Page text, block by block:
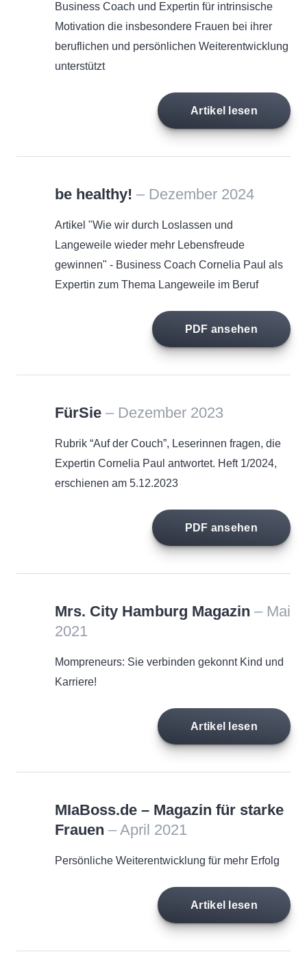
Business Coach und Expertin für intrinsische
Motivation die insbesondere Frauen bei ihrer
beruflichen und persönlichen Weiterentwicklung
unterstützt
Artikel lesen
be healthy! – Dezember 2024
Artikel "Wie wir durch Loslassen und
Langeweile wieder mehr Lebensfreude
gewinnen" - Business Coach Cornelia Paul als
Expertin zum Thema Langeweile im Beruf
PDF ansehen
FürSie – Dezember 2023
Rubrik “Auf der Couch”, Leserinnen fragen, die
Expertin Cornelia Paul antwortet. Heft 1/2024,
erschienen am 5.12.2023
PDF ansehen
Mrs. City Hamburg Magazin – Mai
2021
Mompreneurs: Sie verbinden gekonnt Kind und
Karriere!
Artikel lesen
MIaBoss.de – Magazin für starke
Frauen – April 2021
Persönliche Weiterentwicklung für mehr Erfolg
Artikel lesen